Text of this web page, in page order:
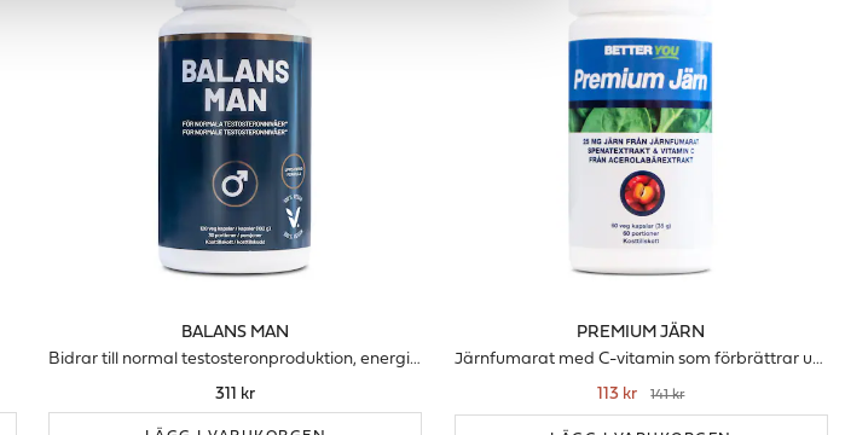
BALANS MAN
Bidrar till normal testosteronproduktion, energi och lust
311 kr
PREMIUM JÄRN
Järnfumarat med C-vitamin som förbrättrar upptaget
113 kr
141 kr